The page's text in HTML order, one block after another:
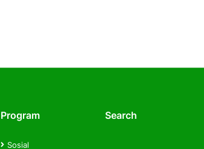
Program
Sosial
Search